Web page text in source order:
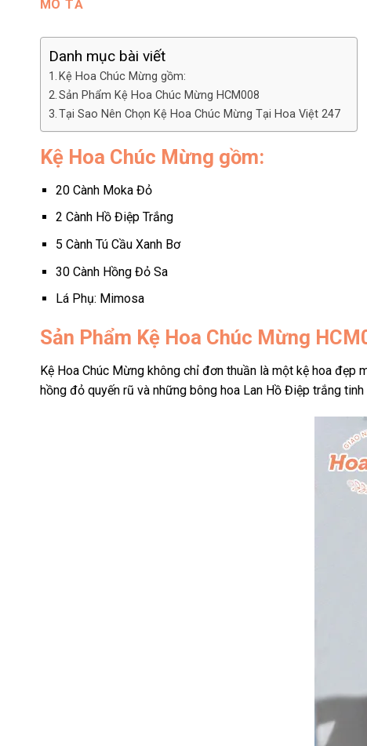
MÔ TẢ
Danh mục bài viết
Kệ Hoa Chúc Mừng gồm:
Sản Phẩm Kệ Hoa Chúc Mừng HCM008
Tại Sao Nên Chọn Kệ Hoa Chúc Mừng Tại Hoa Việt 247
Kệ Hoa Chúc Mừng gồm:
20 Cành Moka Đỏ
2 Cành Hồ Điệp Trắng
5 Cành Tú Cầu Xanh Bơ
30 Cành Hồng Đỏ Sa
Lá Phụ: Mimosa
Sản Phẩm Kệ Hoa Chúc Mừng
Kệ Hoa Chúc Mừng không chỉ đơn thuần là một kệ hoa
hồng đỏ quyến rũ và những bông hoa Lan Hồ Điệp trắng